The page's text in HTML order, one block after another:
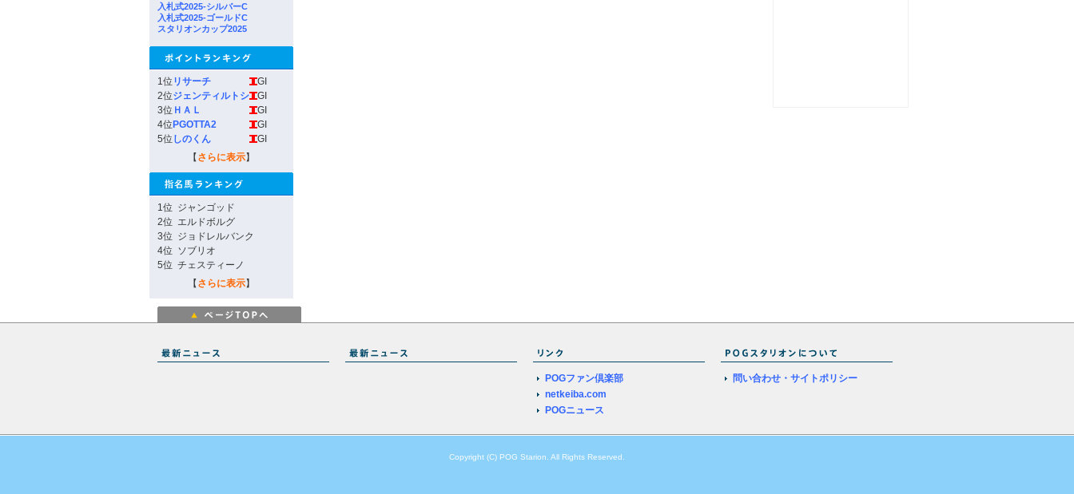
入札式2025-シルバーC
入札式2025-ゴールドC
スタリオンカップ2025
1位 リサーチ
GI
2位ジェンティルトシ
GI
3位 ＨＡＬ
GI
4位 PGOTTA2
GI
5位 しのくん
GI
【 さらに表示】
1位 ジャンゴッド
2位 エルドボルグ
3位 ジョドレルバンク
4位 ソブリオ
5位 チェスティーノ
【 さらに表示】
POGファン倶楽部
netkeiba.com
POGニュース
問い合わせ・サイトポリシー
Copyright (C) POG Starion. All Rights Reserved.